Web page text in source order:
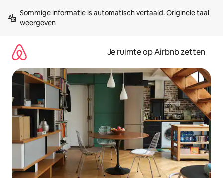
direct
naar
Sommige informatie is automatisch vertaald. Originele taal
weergeven
Je ruimte op Airbnb zetten